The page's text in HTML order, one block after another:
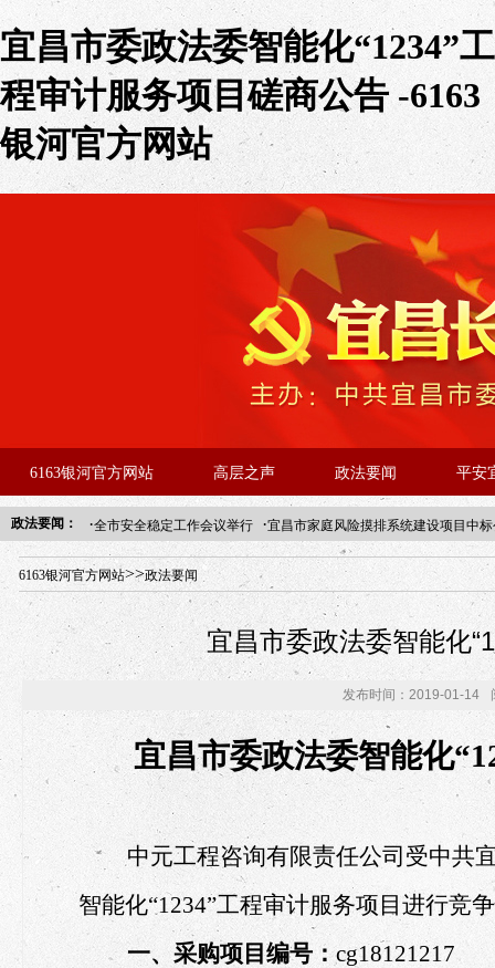
宜昌市委政法委智能化“1234”工
程审计服务项目磋商公告 -6163
银河官方网站
6163银河官方网站 高层之声 政法要闻 平安
政法要闻： ·全市安全稳定工作会议举行 ·宜昌市家庭风险摸排系统建设项目中
年“招才兴业”事业单位人才引进·北京站人民大学入校工作提醒
6163银河官方网站>>政法要闻
宜昌市委政法委智能化
发布时间：2019-01-14
宜昌市委政法委智能化
中元工程咨询有限责任公司受中共
智能化“1234”工程审计服务项目进行竞
一、采购项目编号：cg18121217